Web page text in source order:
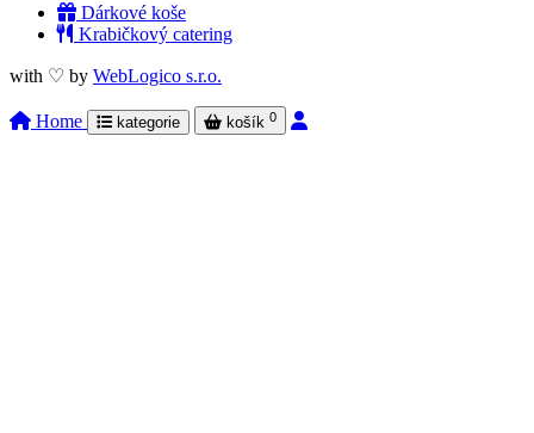
Dárkové koše
Krabičkový catering
with ♡ by WebLogico s.r.o.
Home kategorie košík 0